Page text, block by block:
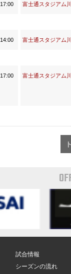
17:00 富士通スタジアム
14:00 富士通スタジアム
17:00 富士通スタジアム
試合情報
シーズンの流れ